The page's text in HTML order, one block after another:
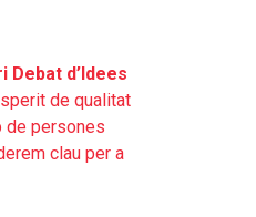
Debat d’Idees
de qualitat
de persones
clau per a